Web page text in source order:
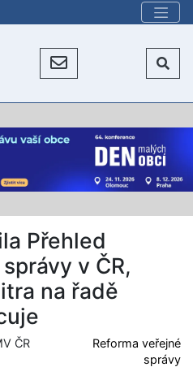
Přehled
v ČR,
na řadě
ČR
Reforma veřejné
správy